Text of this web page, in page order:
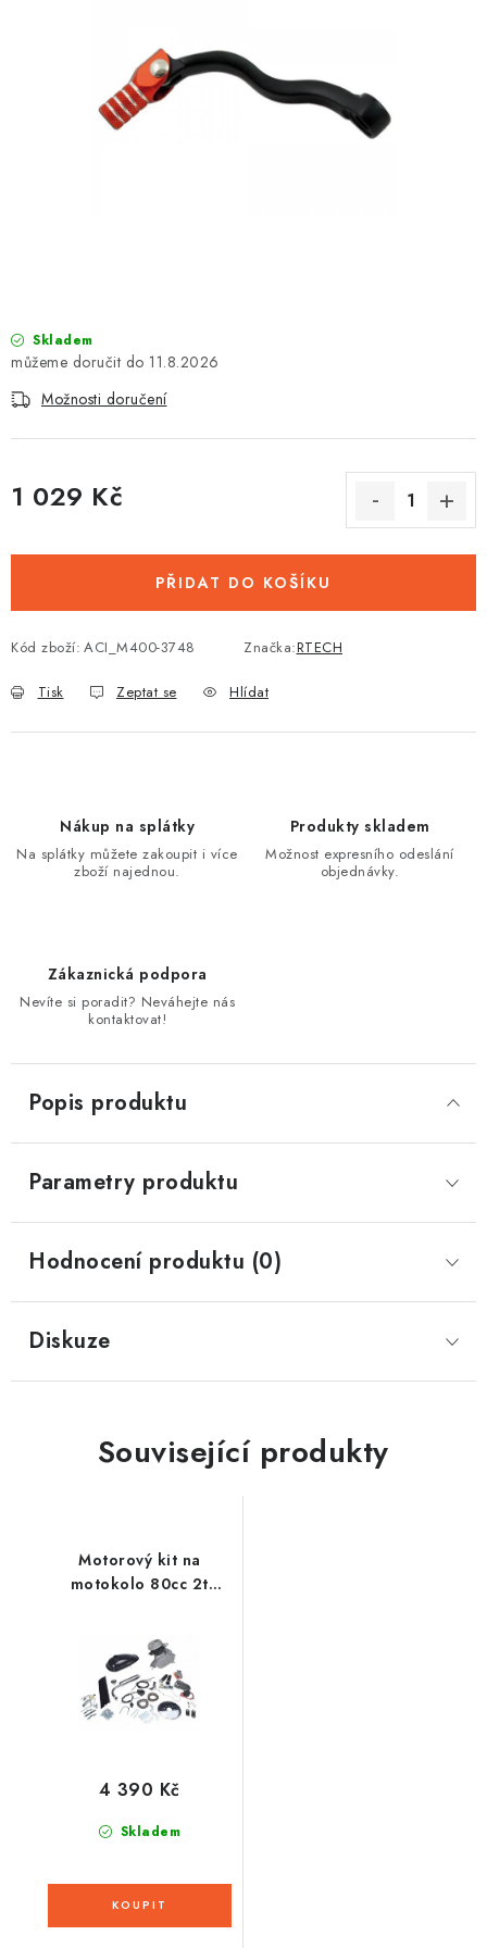
NÁPLNĚ A KAPALINY
Podmínky ochrany osobních údajů
Skladem
11.8.2026
Možnosti doručení
1 029 Kč
PŘIDAT DO KOŠÍKU
Kód zboží: ACI_M400-3748 Značka:RTECH
Tisk Zeptat se Hlídat
Nákup na splátky
Na splátky můžete zakoupit i více
zboží najednou.
Produkty skladem
Možnost expresního odeslání
objednávky.
Zákaznická podpora
Nevíte si poradit? Neváhejte nás
kontaktovat!
Popis produktu
Parametry produktu
Hodnocení produktu (0)
Diskuze
Související produkty
Motorový kit na
motokolo 80cc 2t
Skladem
4 390 Kč